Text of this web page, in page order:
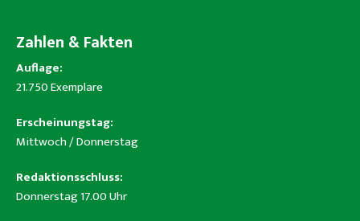
Zahlen & Fakten
Auflage:
21.750 Exemplare
Erscheinungstag:
Mittwoch / Donnerstag
Redaktionsschluss:
Donnerstag 17.00 Uhr